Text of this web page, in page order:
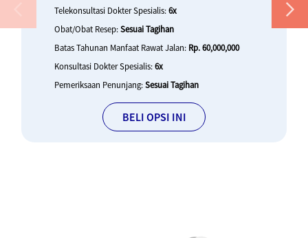
Telekonsultasi Dokter Spesialis:6x
Obat/Obat Resep:Sesuai Tagihan
Batas Tahunan Manfaat Rawat Jalan: Rp. 60,000,000
Konsultasi Dokter Spesialis:6x
Pemeriksaan Penunjang:Sesuai Tagihan
BELI OPSI INI